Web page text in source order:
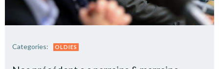
Categories: OLDIES